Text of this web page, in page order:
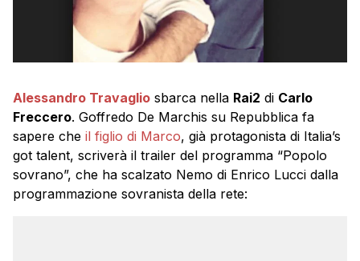
Alessandro Travaglio sbarca nella Rai2 di Carlo
Freccero. Goffredo De Marchis su Repubblica fa
sapere che il figlio di Marco, già protagonista di Italia’s
got talent, scriverà il trailer del programma “Popolo
sovrano”, che ha scalzato Nemo di Enrico Lucci dalla
programmazione sovranista della rete: